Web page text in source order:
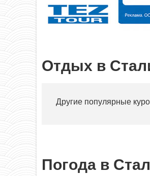
Отдых в
Другие популярные
Погода в